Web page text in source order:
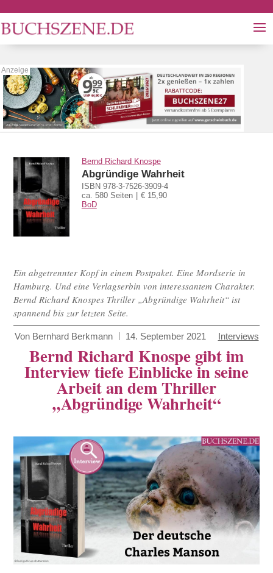
Bernd Richard Knospe
Abgründige Wahrheit
ISBN 978-3-7526-3909-4
ca. 580 Seiten
€ 15,90
BoD
Ein abgetrennter Kopf in einem Postpaket. Eine Mordserie in
Hamburg. Und eine Verlagserbin von interessantem Charakter.
Bernd Richard Knospes Thriller „Abgründige Wahrheit“ ist
spannend bis zur letzten Seite.
Von Bernhard Berkmann 14. September 2021 Interviews
Bernd Richard Knospe gibt im
Interview tiefe Einblicke in seine
Arbeit an dem Thriller
„Abgründige Wahrheit“